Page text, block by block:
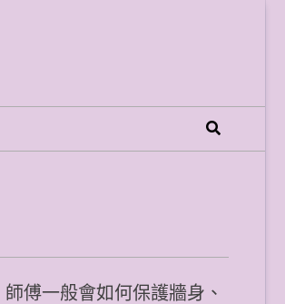
傅一般會如何保護牆身、